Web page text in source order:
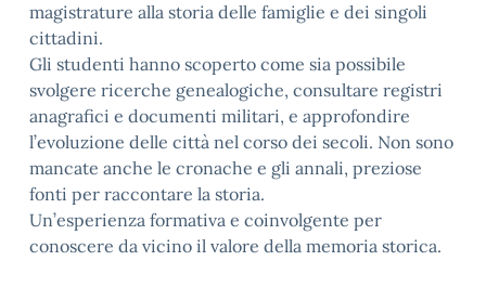
magistrature alla storia delle famiglie e dei singoli
cittadini.
Gli studenti hanno scoperto come sia possibile
svolgere ricerche genealogiche, consultare registri
anagrafici e documenti militari, e approfondire
l’evoluzione delle città nel corso dei secoli. Non sono
mancate anche le cronache e gli annali, preziose
fonti per raccontare la storia.
Un’esperienza formativa e coinvolgente per
conoscere da vicino il valore della memoria storica.